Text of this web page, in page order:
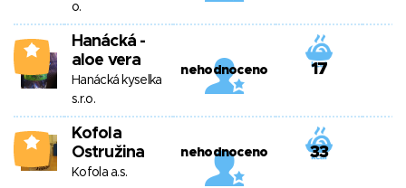
o.
0
Hanácká -
aloe vera
Hanácká kyselka
s.r.o.
nehodnoceno 17
0
Kofola
Ostružina
Kofola a.s.
nehodnoceno 33